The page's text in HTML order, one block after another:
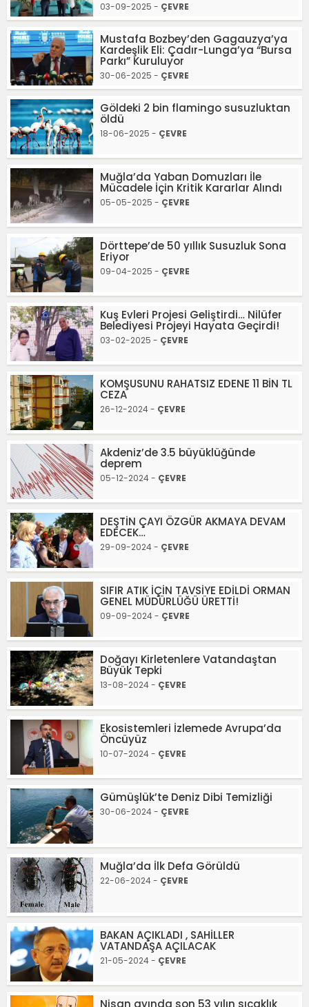
03-09-2025 - ÇEVRE
Mustafa Bozbey’den Gagauzya’ya
Kardeşlik Eli: Çadır-Lunga’ya “Bursa
Parkı” Kuruluyor
30-06-2025 - ÇEVRE
Göldeki 2 bin flamingo susuzluktan
öldü
18-06-2025 - ÇEVRE
Muğla’da Yaban Domuzları İle
Mücadele İçin Kritik Kararlar Alındı
05-05-2025 - ÇEVRE
Dörttepe’de 50 yıllık Susuzluk Sona
Eriyor
09-04-2025 - ÇEVRE
Kuş Evleri Projesi Geliştirdi… Nilüfer
Belediyesi Projeyi Hayata Geçirdi!
03-02-2025 - ÇEVRE
KOMŞUSUNU RAHATSIZ EDENE 11 BİN TL
CEZA
26-12-2024 - ÇEVRE
Akdeniz’de 3.5 büyüklüğünde
deprem
05-12-2024 - ÇEVRE
DEŞTİN ÇAYI ÖZGÜR AKMAYA DEVAM
EDECEK…
29-09-2024 - ÇEVRE
SIFIR ATIK İÇİN TAVSİYE EDİLDİ ORMAN
GENEL MÜDÜRLÜĞÜ ÜRETTİ!
09-09-2024 - ÇEVRE
Doğayı Kirletenlere Vatandaştan
Büyük Tepki
13-08-2024 - ÇEVRE
Ekosistemleri İzlemede Avrupa’da
Öncüyüz
10-07-2024 - ÇEVRE
Gümüşlük’te Deniz Dibi Temizliği
30-06-2024 - ÇEVRE
Muğla’da İlk Defa Görüldü
22-06-2024 - ÇEVRE
BAKAN AÇIKLADI , SAHİLLER
VATANDAŞA AÇILACAK
21-05-2024 - ÇEVRE
Nisan ayında son 53 yılın sıcaklık